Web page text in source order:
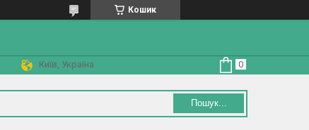
Кошик
Київ, Україна
Пошук...